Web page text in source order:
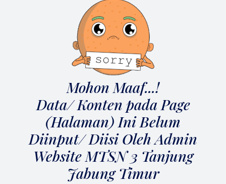
Mohon Maaf...!
Data/ Konten pada Page
(Halaman) Ini Belum
Diinput/ Diisi Oleh Admin
Website MTSN 3 Tanjung
Jabung Timur